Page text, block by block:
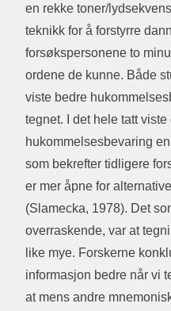
en rekke toner/
teknikk for å forstyrre
forsøkspersonene to
ordene de kunne. Både
viste bedre
tegnet. I det hele tatt
hukommelsesbevaring
som bekrefter tidligere
er mer åpne for
(Slamecka, 1978). Det
overraskende, var at
like mye. Forskerne
informasjon bedre når vi
at mens andre